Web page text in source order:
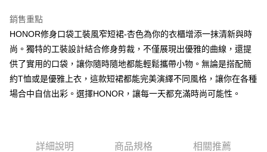
運送方式
全家取貨付款 -訂單滿 $2000 元即享免運服務，未滿則另收
$80 元物流費用。
每筆NT$80，滿NT$2,000(含以上)免運費
銷售重點
HONOR修身口袋工裝風窄短裙-杏色為你的衣櫃增添一抹清新與時
尚。獨特的工裝設計結合修身剪裁，不僅展現出優雅的曲線，還提
供了實用的口袋，讓你隨時隨地都能輕鬆攜帶小物。無論是搭配簡
約T恤或是優雅上衣，這款短裙都能完美演繹不同風格，讓你在各種
場合中自信出彩。選擇HONOR，讓每一天都充滿時尚可能性。
詳細說明 商品規格 相關推薦